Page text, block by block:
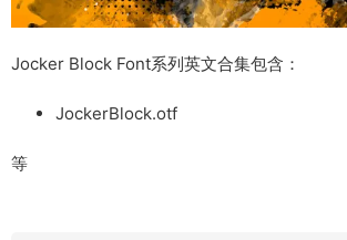
Jocker Block Font系列英文合集包含：
JockerBlock.otf
等